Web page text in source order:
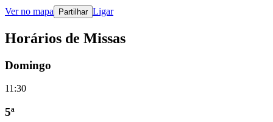
Ver no mapa Partilhar Ligar
Horários de Missas
Domingo
11:30
5ª